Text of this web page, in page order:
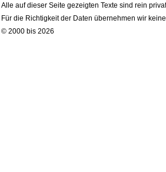
Alle auf dieser Seite gezeigten Texte sind rein
Für die Richtigkeit der Daten übernehmen wir
© 2000 bis 2026